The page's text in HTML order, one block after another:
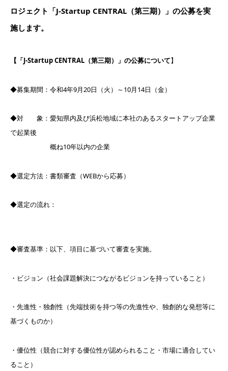
ロジェクト「J-Startup CENTRAL（第三期）」の公募を実
施します。
【「J-Startup CENTRAL（第三期）」の公募について】
◆募集期間：令和4年9月20日（火）～10月14日（金）
◆対 象：愛知県内及び浜松地域に本社のあるスタートアップ企業
で起業後
概ね10年以内の企業
◆選定方法：書類審査（WEBから応募）
◆選定の流れ：
◆審査基準：以下、項目に基づいて審査を実施。
・ビジョン（社会課題解決につながるビジョンを持っていること）
・先進性・独創性（先端技術を持つ等の先進性や、独創的な発想等に
基づくものか）
・優位性（競合に対する優位性が認められること・市場に適合してい
ること）